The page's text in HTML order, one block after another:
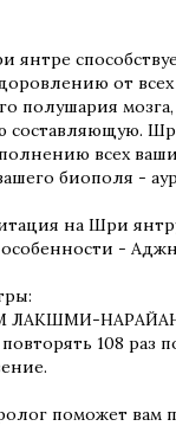
от всех
полушария
составляющую.
всех
биополя -
на Шри
-
108 раз
поможет вам